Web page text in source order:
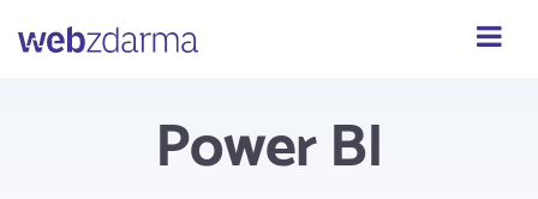
Webzdarma
Power BI